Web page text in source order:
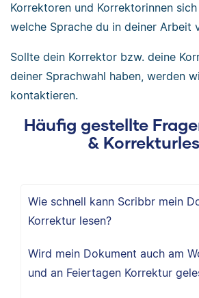
Korrektoren und Korrektorinnen
welche Sprache du in deiner Arbeit
Sollte dein Korrektor bzw. deine
deiner Sprachwahl haben, werden
kontaktieren.
Häufig gestellte
&
Wie schnell kann Scribbr mein
Korrektur lesen?
Wird mein Dokument auch am
und an Feiertagen Korrektur